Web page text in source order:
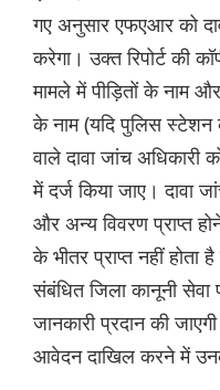
गए अनुसार एफएआर को
करेगा। उक्त रिपोर्ट की
मामले में पीड़ितों के नाम
के नाम (यदि पुलिस स्टेशन
वाले दावा जांच
में दर्ज किया जाए। दावा
और अन्य विवरण प्राप्त
के भीतर प्राप्त नहीं होता है
संबंधित जिला कानूनी
जानकारी प्रदान की
आवेदन दाखिल करने में